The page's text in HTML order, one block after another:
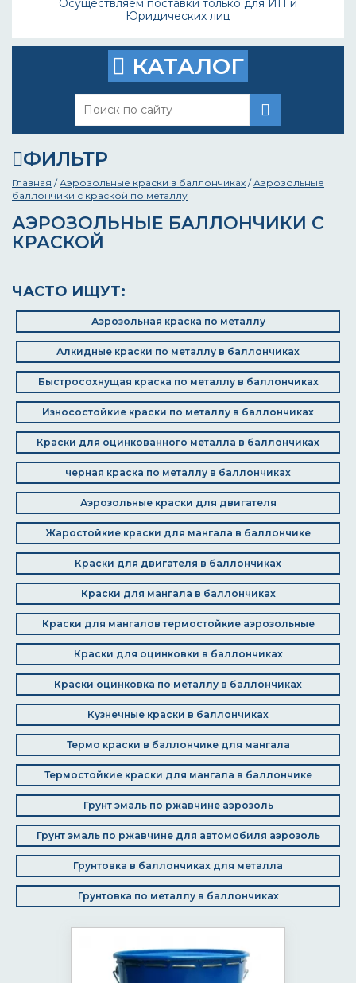
Осуществляем поставки только для ИП и
Юридических лиц
КАТАЛОГ
ФИЛЬТР
Главная /Аэрозольные краски в баллончиках /Аэрозольные
баллончики с краской по металлу
АЭРОЗОЛЬНЫЕ БАЛЛОНЧИКИ С
КРАСКОЙ
ЧАСТО ИЩУТ:
Аэрозольная краска по металлу
Алкидные краски по металлу в баллончиках
Быстросохнущая краска по металлу в баллончиках
Износостойкие краски по металлу в баллончиках
Краски для оцинкованного металла в баллончиках
черная краска по металлу в баллончиках
Аэрозольные краски для двигателя
Жаростойкие краски для мангала в баллончике
Краски для двигателя в баллончиках
Краски для мангала в баллончиках
Краски для мангалов термостойкие аэрозольные
Краски для оцинковки в баллончиках
Краски оцинковка по металлу в баллончиках
Кузнечные краски в баллончиках
Термо краски в баллончике для мангала
Термостойкие краски для мангала в баллончике
Грунт эмаль по ржавчине аэрозоль
Грунт эмаль по ржавчине для автомобиля аэрозоль
Грунтовка в баллончиках для металла
Грунтовка по металлу в баллончиках